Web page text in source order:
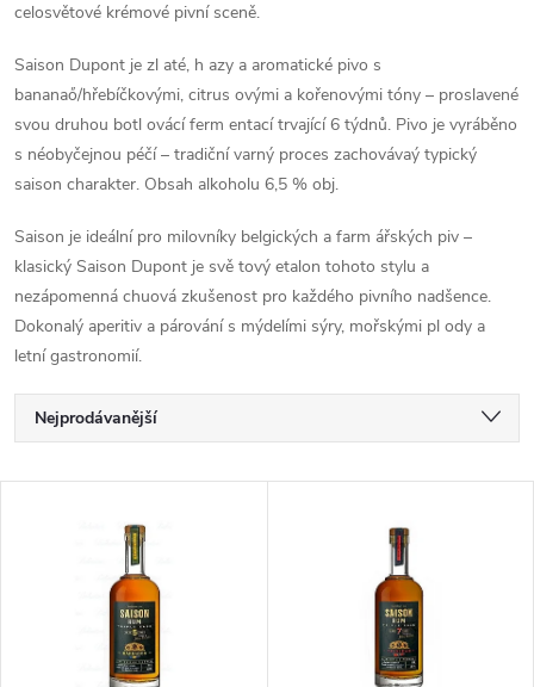
celosvětové krémové pivní sceně.
Saison Dupont je zl até, h azy a aromatické pivo s
bananaő/hřebíčkovými, citrus ovými a kořenovými tóny – proslavené
svou druhou botl ovácí ferm entací trvající 6 týdnů. Pivo je vyráběno
s néobyčejnou péčí – tradiční varný proces zachovávaý typický
saison charakter. Obsah alkoholu 6,5 % obj.
Saison je ideální pro milovníky belgických a farm ářských piv –
klasický Saison Dupont je svě tový etalon tohoto stylu a
nezápomenná chuová zkušenost pro každého pivního nadšence.
Dokonalý aperitiv a párování s mýdelími sýry, mořskými pl ody a
letní gastronomií.
Ř
a
Nejprodávanější